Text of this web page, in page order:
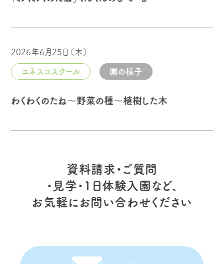
2026年6月25日（木）
ユネスコスクール 園の様子
わくわくのたね～野菜の種～植樹した木
資料請求・ご質問
・見学・1日体験入園など、
お気軽にお問い合わせください